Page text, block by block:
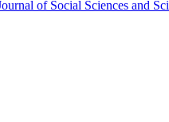
of Social Sciences and